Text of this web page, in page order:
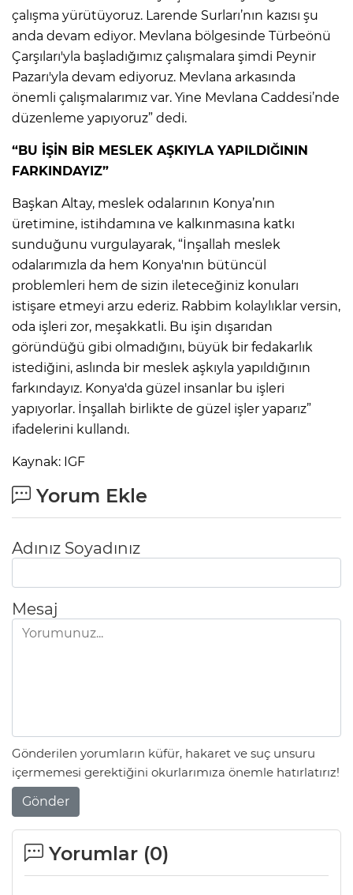
çalışma yürütüyoruz. Larende Surları’nın kazısı şu
anda devam ediyor. Mevlana bölgesinde Türbeönü
Çarşıları'yla başladığımız çalışmalara şimdi Peynir
Pazarı'yla devam ediyoruz. Mevlana arkasında
önemli çalışmalarımız var. Yine Mevlana Caddesi’nde
düzenleme yapıyoruz” dedi.
“BU İŞİN BİR MESLEK AŞKIYLA YAPILDIĞININ
FARKINDAYIZ”
Başkan Altay, meslek odalarının Konya’nın
üretimine, istihdamına ve kalkınmasına katkı
sunduğunu vurgulayarak, “İnşallah meslek
odalarımızla da hem Konya'nın bütüncül
problemleri hem de sizin ileteceğiniz konuları
istişare etmeyi arzu ederiz. Rabbim kolaylıklar versin,
oda işleri zor, meşakkatli. Bu işin dışarıdan
göründüğü gibi olmadığını, büyük bir fedakarlık
istediğini, aslında bir meslek aşkıyla yapıldığının
farkındayız. Konya'da güzel insanlar bu işleri
yapıyorlar. İnşallah birlikte de güzel işler yaparız”
ifadelerini kullandı.
Kaynak: IGF
Yorum Ekle
Adınız Soyadınız
Mesaj
Gönderilen yorumların küfür, hakaret ve suç unsuru
içermemesi gerektiğini okurlarımıza önemle hatırlatırız!
Gönder
Yorumlar (0)